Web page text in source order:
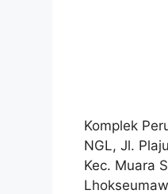
Komplek
NGL, Jl.
Kec. Muara